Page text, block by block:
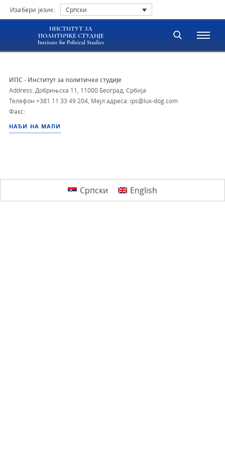
Изабери језик: Српски
ИНСТИТУТ ЗА
ПОЛИТИЧКЕ СТУДИЈЕ
Institute for Political Studies
ИПС - Институт за политичке студије
Address: Добрињска 11, 11000 Београд, Србија
Телефон +381 11 33 49 204 Мејл адреса: ips@lux-dog.com
Факс:
НАЂИ НА МАПИ
Српски English